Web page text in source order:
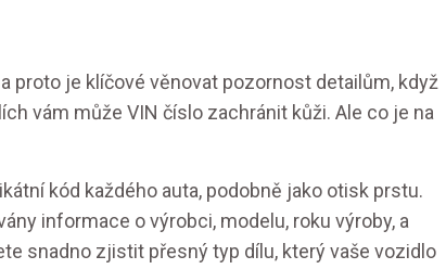
proto je klíčové věnovat pozornost detailům, když
vám může VIN číslo zachránit kůži. Ale co je na
kód každého auta, podobně jako otisk prstu.
informace o výrobci, modelu, roku výroby, a
snadno zjistit přesný typ dílu, který vaše vozidlo